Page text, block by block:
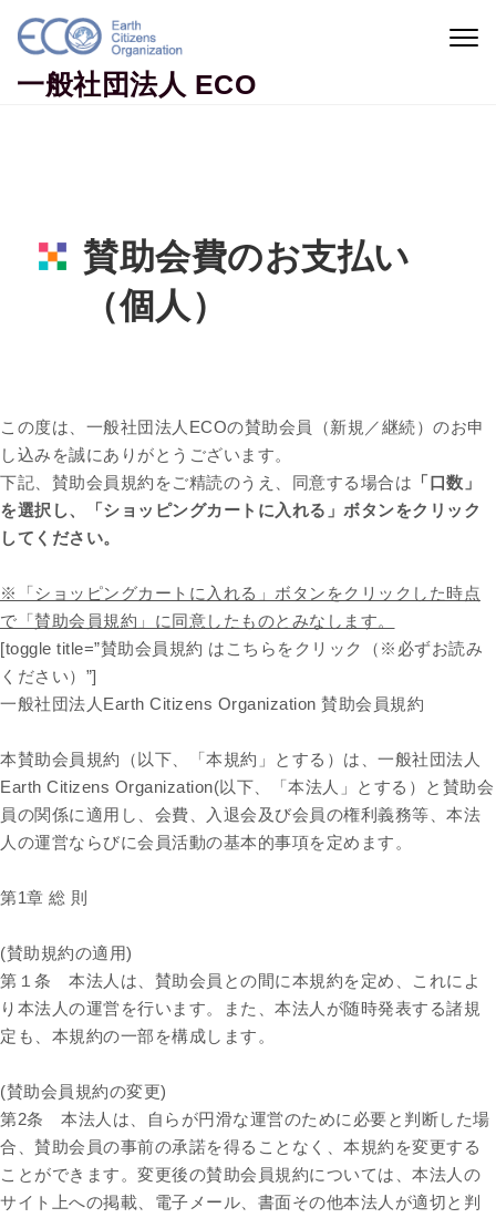
一般社団法人 ECO
賛助会費のお支払い
（個人）
この度は、一般社団法人ECOの賛助会員（新規／継続）のお申
し込みを誠にありがとうございます。
下記、賛助会員規約をご精読のうえ、同意する場合は 「口数」
を選択し、「ショッピングカートに入れる」ボタンをクリック
してください。
※「ショッピングカートに入れる」ボタンをクリックした時点
で「賛助会員規約」に同意したものとみなします。
[toggle title=”賛助会員規約 はこちらをクリック（※必ずお読み
ください）”]
一般社団法人Earth Citizens Organization 賛助会員規約
本賛助会員規約（以下、「本規約」とする）は、一般社団法人
Earth Citizens Organization(以下、「本法人」とする）と賛助会
員の関係に適用し、会費、入退会及び会員の権利義務等、本法
人の運営ならびに会員活動の基本的事項を定めます。
第1章 総 則
(賛助規約の適用)
第１条 本法人は、賛助会員との間に本規約を定め、これによ
り本法人の運営を行います。また、本法人が随時発表する諸規
定も、本規約の一部を構成します。
(賛助会員規約の変更)
第2条 本法人は、自らが円滑な運営のために必要と判断した場
合、賛助会員の事前の承諾を得ることなく、本規約を変更する
ことができます。変更後の賛助会員規約については、本法人の
サイト上への掲載、電子メール、書面その他本法人が適切と判